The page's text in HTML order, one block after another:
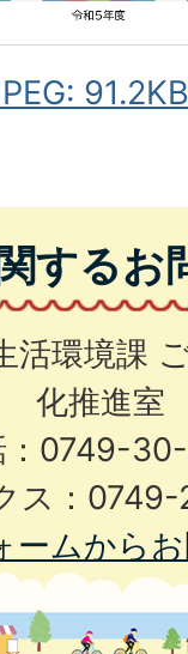
するお
活環境課
化推進室
：0749-
ス：
ームから